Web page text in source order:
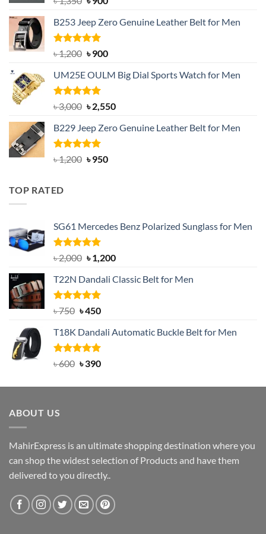
was:
৳ 1,350.
is:
B253 Jeep Zero Genuine Leather Belt for Men
Rated5.00
out of 5
৳1,200 Original
was:
৳ 1,200.
৳900Current
is:
UM25E OULM Big Dial Sports Watch for Men
Rated5.00
out of 5
৳3,000 Original
was:
৳ 3,000.
৳2,550Current
is:
B229 Jeep Zero Genuine Leather Belt for Men
Rated4.92
out of 5
৳1,200 Original
৳950Current
TOP RATED
SG61 Mercedes Benz Polarized Sunglass for Men
Rated5.00
out of 5
৳2,000 Original
was:
৳ 2,000.
৳1,200Current
is:
T22N Dandali Classic Belt for Men
Rated5.00
৳750 Original
was:
৳ 750.
৳450Current
is:
৳ 450.
T18K Dandali Automatic Buckle Belt for Men
Rated5.00
৳600 Original
was:
৳390Current
is:
ABOUT US
MahirExpress is an ultimate shopping destination where you
can shop the widest selection of Products and have them
delivered to you directly..